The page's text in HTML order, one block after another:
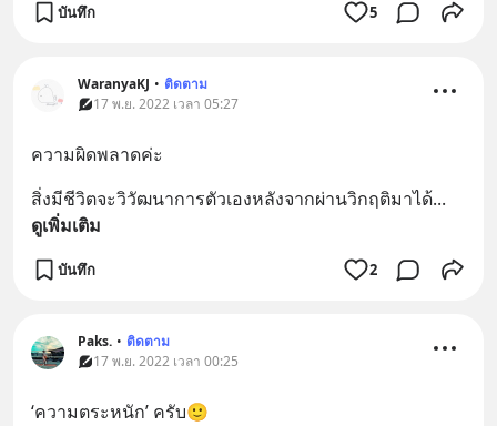
บันทึก 5
WaranyaKJ • ติดตาม
17 พ.ย. 2022 เวลา 05:27
ความผิดพลาดค่ะ
สิ่งมีชีวิตจะวิวัฒนาการตัวเองหลังจากผ่านวิกฤติมาได้...
ดูเพิ่มเติม
บันทึก 2
Paks. • ติดตาม
17 พ.ย. 2022 เวลา 00:25
‘ความตระหนัก’ ครับ🙂